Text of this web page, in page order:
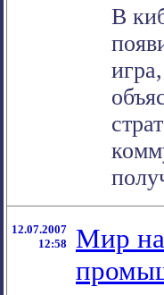
В
12.07.2007
12:58
Мир